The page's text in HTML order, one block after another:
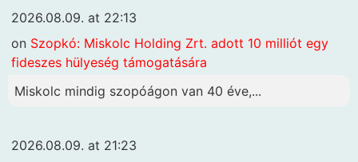
2026.08.09. at 22:13
on Szopkó: Miskolc Holding Zrt. adott 10 milliót egy
fideszes hülyeség támogatására
Miskolc mindig szopóágon van 40 éve,...
2026.08.09. at 21:23